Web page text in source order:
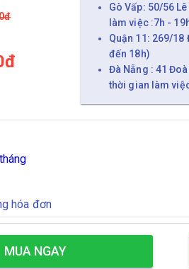
Gò Vấp: 50/56
làm việc :7h -
Quận 11: 269/18
đến 18h)
Đà Nẵng : 41
thời gian làm
hóa đơn
MUA NGAY